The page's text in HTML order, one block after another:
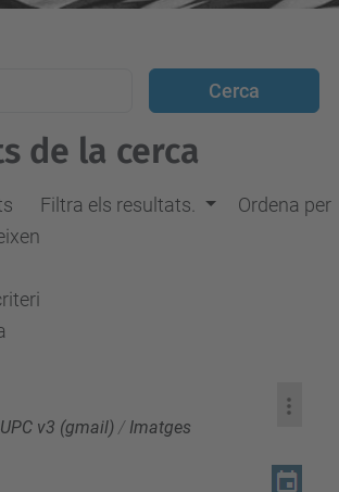
de la cerca
Filtra els resultats. Ordena per
v3 (gmail) / Imatges